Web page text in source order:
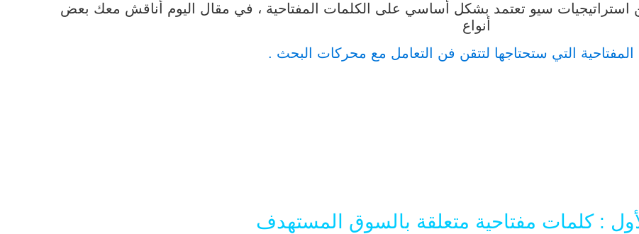
استراتيجيات سيو تعتمد بشكل أساسي على الكلمات المفتاحية ، في مقال اليوم أناقش معك بعض
أنواع
المفتاحية التي ستحتاجها لتتقن فن التعامل مع محركات البحث .
: كلمات مفتاحية متعلقة بالسوق المستهدف